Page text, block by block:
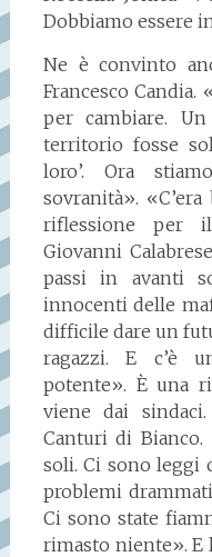
Dobbiamo essere
Ne è convinto
Francesco Candia.
per cambiare.
territorio fosse
loro’. Ora
sovranità».
riflessione per
Giovanni
passi in avanti
innocenti delle
difficile dare un
ragazzi. E c’è
potente». È una
viene dai
Canturi di
soli. Ci sono leggi
problemi
Ci sono state
rimasto niente». E